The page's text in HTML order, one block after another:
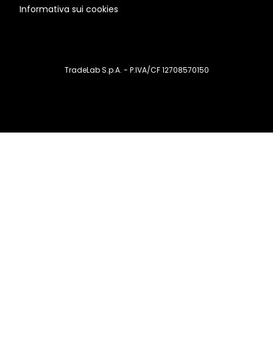
Informativa sui cookies
TradeLab S.p.A. - P.IVA/CF 12708570150